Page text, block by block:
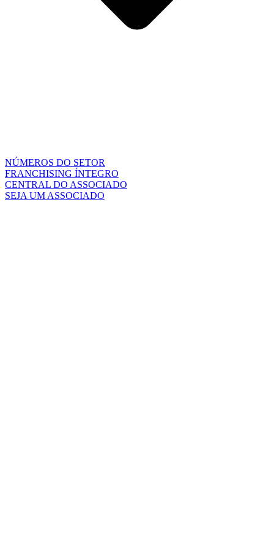
NÚMEROS DO SETOR
FRANCHISING ÍNTEGRO
CENTRAL DO ASSOCIADO
SEJA UM ASSOCIADO